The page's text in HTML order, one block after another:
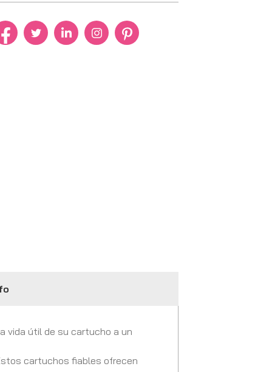
vida útil de su cartucho a un
cartuchos fiables ofrecen